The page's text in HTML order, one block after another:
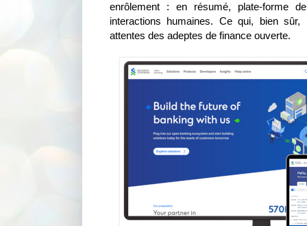
enrôlement : en résumé, plate-forme
interactions humaines. Ce qui, bien
attentes des adeptes de finance ouverte.